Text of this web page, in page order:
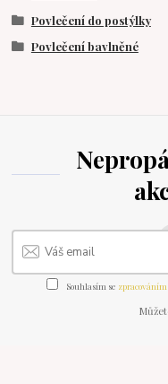
Povlečení do postýlky
Povlečení bavlněné
Souhlasím se